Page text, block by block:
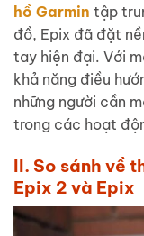
hồ Garmin tập
đồ, Epix đã đặt
tay hiện đại. Với
khả năng điều
những người cần
trong các hoạt
II. So sánh về
Epix 2 và Epix